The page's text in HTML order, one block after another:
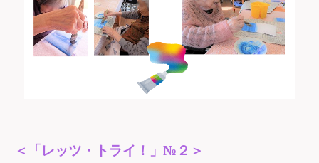
＜「レッツ・トライ！」№２＞